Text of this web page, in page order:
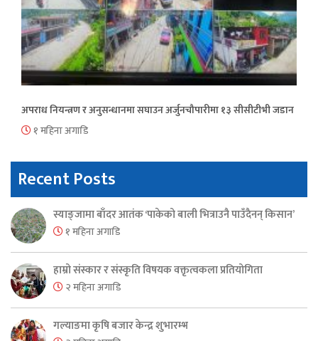
अपराध नियन्त्रण र अनुसन्धानमा सघाउन अर्जुनचौपारीमा १३ सीसीटीभी जडान
१ महिना अगाडि
Recent Posts
स्याङ्जामा बाँदर आतंक ‘पाकेको बाली भित्राउनै पाउँदैनन् किसान’
१ महिना अगाडि
हाम्रो संस्कार र संस्कृति विषयक वक्तृत्वकला प्रतियोगिता
२ महिना अगाडि
गल्याङमा कृषि बजार केन्द्र शुभारम्भ